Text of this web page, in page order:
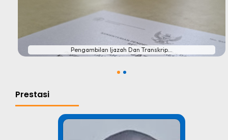
#
Pengambilan Ijazah Dan Transkrip...
Prestasi